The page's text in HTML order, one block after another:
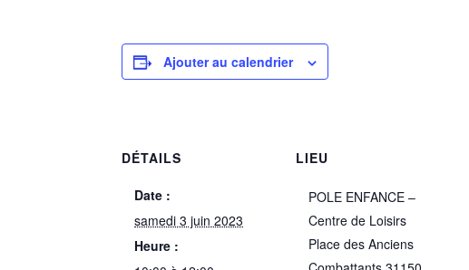
Ajouter au calendrier
DÉTAILS
Date :
samedi 3 juin 2023
Heure :
LIEU
POLE ENFANCE –
Centre de Loisirs
Place des Anciens